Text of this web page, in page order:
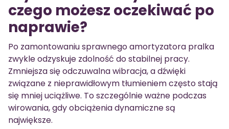
czego możesz oczekiwać po
naprawie?
Po zamontowaniu sprawnego amortyzatora pralka
zwykle odzyskuje zdolność do stabilnej pracy.
Zmniejsza się odczuwalna wibracja, a dźwięki
związane z nieprawidłowym tłumieniem często stają
się mniej uciążliwe. To szczególnie ważne podczas
wirowania, gdy obciążenia dynamiczne są
największe.